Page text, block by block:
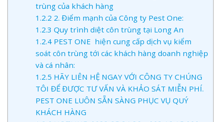
trùng của khách hàng
1.2.2 2. Điểm mạnh của Công ty Pest One:
1.2.3 Quy trình diệt côn trùng tại Long An
1.2.4PEST ONE hiện cung cấp dịch vụ kiểm
soát côn trùng tới các khách hàng doanh nghiệp
và cá nhân:
1.2.5 HÃY LIÊN HỆ NGAY VỚI CÔNG TY CHÚNG
TÔI ĐỂ ĐƯỢC TƯ VẤN VÀ KHẢO SÁT MIỄN PHÍ.
PEST ONE LUÔN SẴN SÀNG PHỤC VỤ QUÝ
KHÁCH HÀNG